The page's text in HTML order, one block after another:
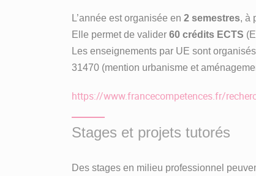
L’année est organisée en 2 semestres, à
Elle permet de valider 60 crédits ECTS
Les enseignements par UE sont
31470 (mention urbanisme et
https://www.francecompetences.fr/
Stages et projets tutorés
Des stages en milieu professionnel